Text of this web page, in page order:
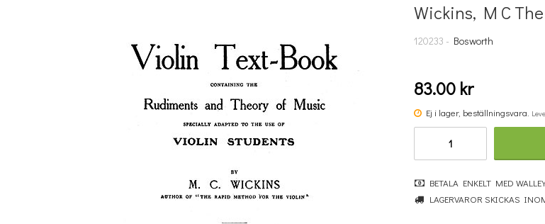
Missa inte detta...
Wickins, M C
120233 - Bosworth
83.00 kr
Ej i lager, beställningsvara.
BETALA ENKELT MED
LAGERVAROR SKICKAS